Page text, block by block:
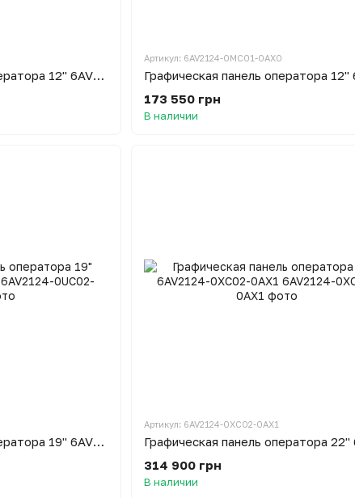
Графическая панель оператора 12" 6AV2124-1MC01-0AX0
Артикул: 6AV2124-0MC01-0AX0
173 550 грн
В наличии
Графическая панель оператора 19" 6AV2124-0UC02-0AX1
Артикул: 6AV2124-0XC02-0AX1
314 900 грн
В наличии